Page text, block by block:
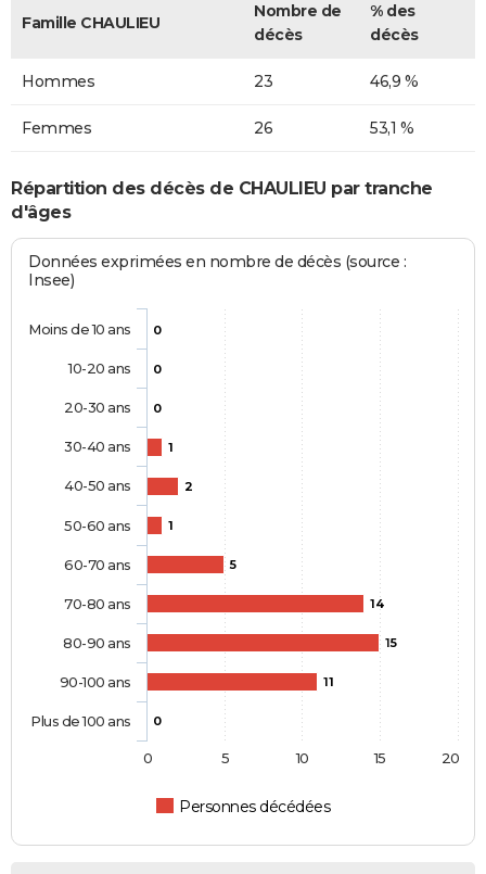
Famille CHAULIEU
Nombre de
décès
% des
décès
Hommes 23 46,9 %
Femmes 26 53,1 %
Répartition des décès de CHAULIEU par tranche
d'âges
Données exprimées en nombre de décès (source :
Insee)
0
0
0
1
2
1
5
14
15
11
0
Personnes décédées
Moins de 10 ans
10-20 ans
20-30 ans
30-40 ans
40-50 ans
50-60 ans
60-70 ans
70-80 ans
80-90 ans
90-100 ans
Plus de 100 ans
0 5 10 15 20